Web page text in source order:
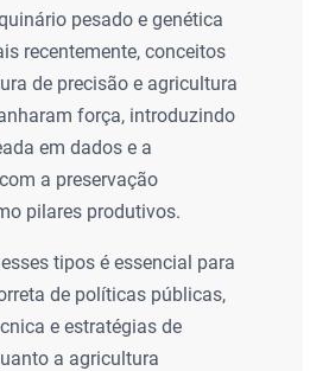
pesado e genética
recentemente, conceitos
de precisão e agricultura
força, introduzindo
em dados e a
a preservação
pilares produtivos.
tipos é essencial para
de políticas públicas,
e estratégias de
a agricultura